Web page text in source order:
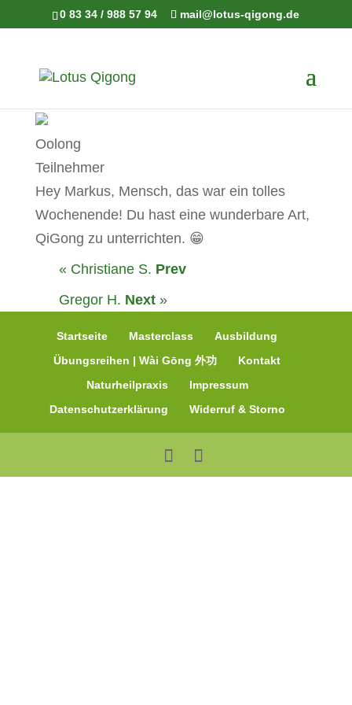
0 83 34 / 988 57 94 mail@lotus-qigong.de
Oolong
Teilnehmer
Hey Markus, Mensch, das war ein tolles
Wochenende! Du hast eine wunderbare Art,
QiGong zu unterrichten. 😁
« Christiane S. Prev
Gregor H. Next»
Startseite Masterclass
Ausbildung
Übungsreihen | Wài Gōng 外功
Kontakt
Naturheilpraxis
Impressum
Datenschutzerklärung
Widerruf & Storno